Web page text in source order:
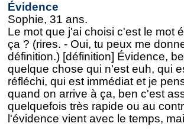
Évidence
Sophie, 31 ans.
Le mot que j'ai choisi c'est le mot
ça ? (rires. - Oui, tu peux me
définition.) [définition] Évidence,
quelque chose qui n'est euh, qui
réfléchi, qui est immédiat et je
quand on arrive à ça, ben c'est
quelquefois très rapide ou au
l'évidence vient avec le temps,